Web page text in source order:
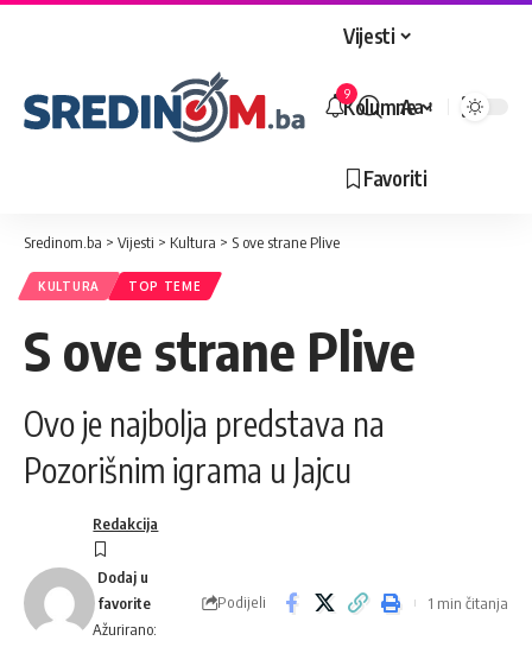
Vijesti
Kolumne
Favoriti
9
Veličina
Aa
Sredinom.ba > Vijesti > Kultura > S ove strane Plive
KULTURA TOP TEME
S ove strane Plive
Ovo je najbolja predstava na
Pozorišnim igrama u Jajcu
Ažurirano:
Redakcija
Podijeli 1 min čitanja